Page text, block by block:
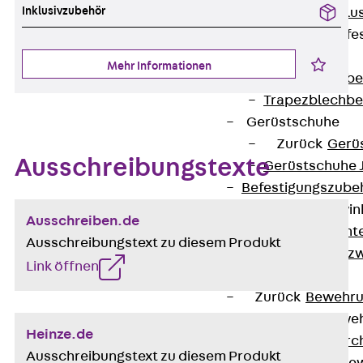
Zurück
Gerüstschuhe
Zurück
Gerüstschuhe
Zurück
Inklusivzubehör
Mehr Informationen
Ausschreibungstexte
Ausschreiben.de
Ausschreibungstext zu diesem Produkt
Link öffnen
Heinze.de
Ausschreibungstext zu diesem Produkt